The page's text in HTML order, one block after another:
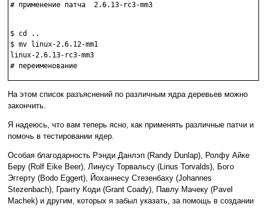
# применение патча  2.6.13-rc3-mm3
$ cd ..
$ mv linux-2.6.12-mm1
linux-2.6.13-rc3-mm3
На этом список разъяснений по различным ядра деревьев можно
закончить.
Я надеюсь, что вам теперь ясно, как применять различные патчи и
помочь в тестировании ядер.
Особая благодарность Рэнди Данлэп (Randy Dunlap), Ролфу Айке
Беру (Rolf Eike Beer), Линусу Торвальсу (Linus Torvalds), Бого
Эггерту (Bodo Eggert), Йоханнесу Стезенбаху (Johannes
Stezenbach), Гранту Коди (Grant Coady), Павлу Мачеку (Pavel
Machek) и другим, которых я забыл указать, за помощь в создании